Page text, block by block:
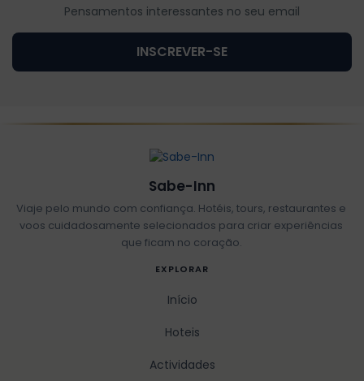
Pensamentos interessantes no seu email
INSCREVER-SE
Sabe-Inn
Viaje pelo mundo com confiança. Hotéis, tours, restaurantes e
voos cuidadosamente selecionados para criar experiências
que ficam no coração.
EXPLORAR
Início
Hoteis
Actividades